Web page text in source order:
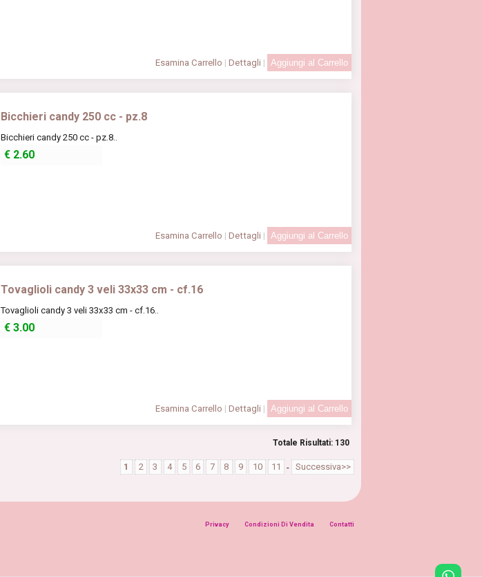
Esamina Carrello | Dettagli |
Bicchieri candy 250 cc - pz.8
Bicchieri candy 250 cc - pz.8..
€ 2.60
Esamina Carrello | Dettagli |
Tovaglioli candy 3 veli 33x33 cm - cf.16
Tovaglioli candy 3 veli 33x33 cm - cf.16..
€3.00
Esamina Carrello | Dettagli |
Totale Risultati: 130
1 2 3 4 5 6 7 8 9 10 11 - Successiva>>
Privacy Condizioni Di Vendita Contatti